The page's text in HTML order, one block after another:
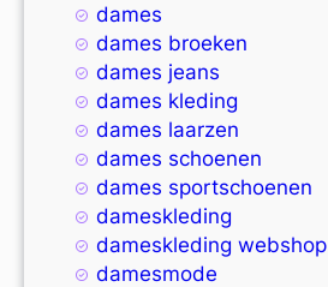
dames
dames broeken
dames jeans
dames kleding
dames laarzen
dames schoenen
dames sportschoenen
dameskleding
dameskleding webshop
damesmode